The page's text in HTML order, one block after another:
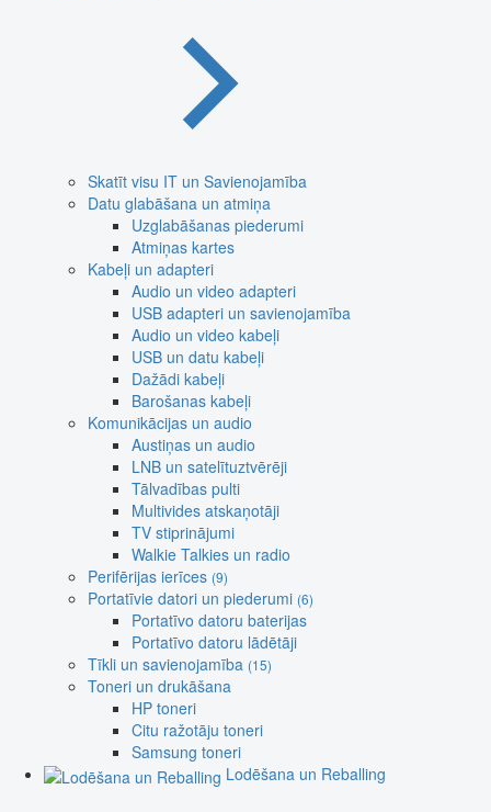
Skatīt visu IT un Savienojamība
Datu glabāšana un atmiņa
Uzglabāšanas piederumi
Atmiņas kartes
Kabeļi un adapteri
Audio un video adapteri
USB adapteri un savienojamība
Audio un video kabeļi
USB un datu kabeļi
Dažādi kabeļi
Barošanas kabeļi
Komunikācijas un audio
Austiņas un audio
LNB un satelītuztvērēji
Tālvadības pulti
Multivides atskaņotāji
TV stiprinājumi
Walkie Talkies un radio
Perifērijas ierīces (9)
Portatīvie datori un piederumi (6)
Portatīvo datoru baterijas
Portatīvo datoru lādētāji
Tīkli un savienojamība (15)
Toneri un drukāšana
HP toneri
Citu ražotāju toneri
Samsung toneri
Lodēšana un Reballing